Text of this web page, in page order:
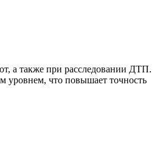
а также при расследовании ДТП.
уровнем, что повышает точность